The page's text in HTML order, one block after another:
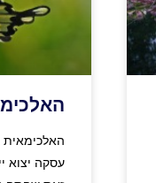
האלכימאית
עסקה יצוא